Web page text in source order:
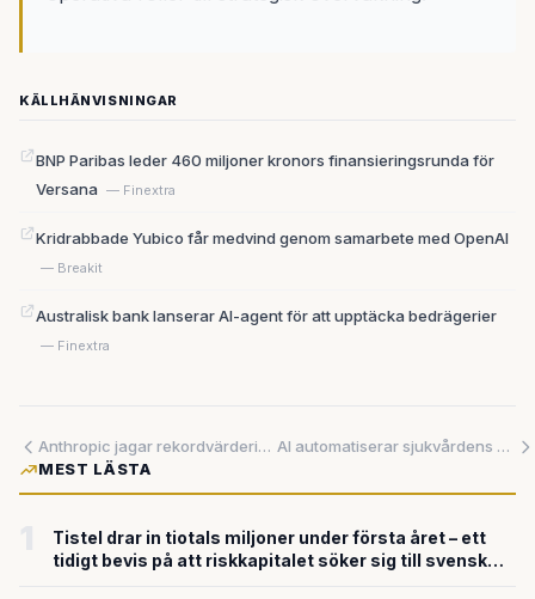
KÄLLHÄNVISNINGAR
BNP Paribas leder 460 miljoner kronors finansieringsrunda för
Versana — Finextra
Kridrabbade Yubico får medvind genom samarbete med OpenAI
— Breakit
Australisk bank lanserar AI-agent för att upptäcka bedrägerier
— Finextra
Anthropic jagar rekordvärdering på 650 miljarder – medan Musk bjöd 97 miljarder för OpenAI
AI automatiserar sjukvårdens administration – kan rädda hotade sjukhus från konkurs
MEST LÄSTA
Tistel drar in tiotals miljoner under första året – ett
tidigt bevis på att riskkapitalet söker sig till svensk